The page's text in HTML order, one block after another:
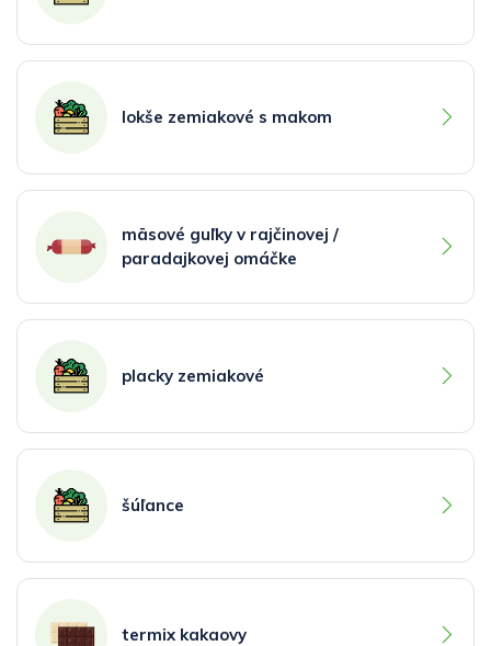
lokše zemiakové s makom
mäsové guľky v rajčinovej /
paradajkovej omáčke
placky zemiakové
šúľance
termix kakaovy